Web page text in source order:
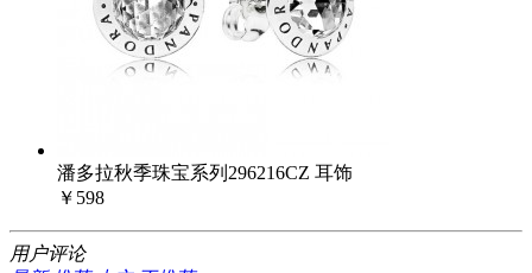
潘多拉秋季珠宝系列296216CZ 耳饰
￥598
用户评论